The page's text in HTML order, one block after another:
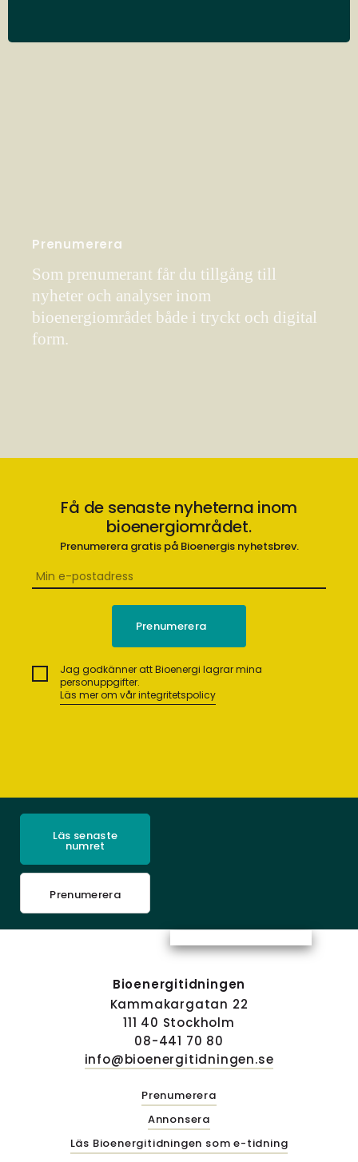
Prenumerera
Som prenumerant får du tillgång till
nyheter och analyser inom
bioenergiområdet både i tryckt och digital
form.
Få de senaste nyheterna inom
bioenergiområdet.
Prenumerera gratis på Bioenergis nyhetsbrev.
Jag godkänner att Bioenergi lagrar mina
personuppgifter.
Läs mer om vår integritetspolicy
Läs senaste
numret
Prenumerera
Bioenergitidningen
Kammakargatan 22
111 40 Stockholm
08-441 70 80
info@bioenergitidningen.se
Prenumerera
Annonsera
Läs Bioenergitidningen som e-tidning